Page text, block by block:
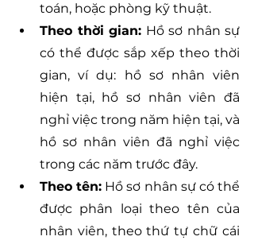
toán, hoặc phòng kỹ thuật.
Theo thời gian: Hồ sơ nhân sự
có thể được sắp xếp theo thời
gian, ví dụ: hồ sơ nhân viên
hiện tại, hồ sơ nhân viên đã
nghỉ việc trong năm hiện tại, và
hồ sơ nhân viên đã nghỉ việc
trong các năm trước đây.
Theo tên: Hồ sơ nhân sự có thể
được phân loại theo tên của
nhân viên, theo thứ tự chữ cái